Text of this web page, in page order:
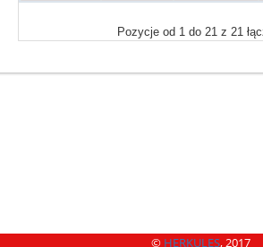
Pozycje od 1 do 21 z 21
© HERKULES, 2017